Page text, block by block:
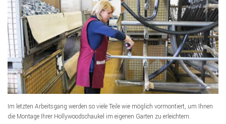
Im letzten Arbeitsgang werden so viele Teile wie möglich vormontiert, um Ihnen
die Montage Ihrer Hollywoodschaukel im eigenen Garten zu erleichtern.